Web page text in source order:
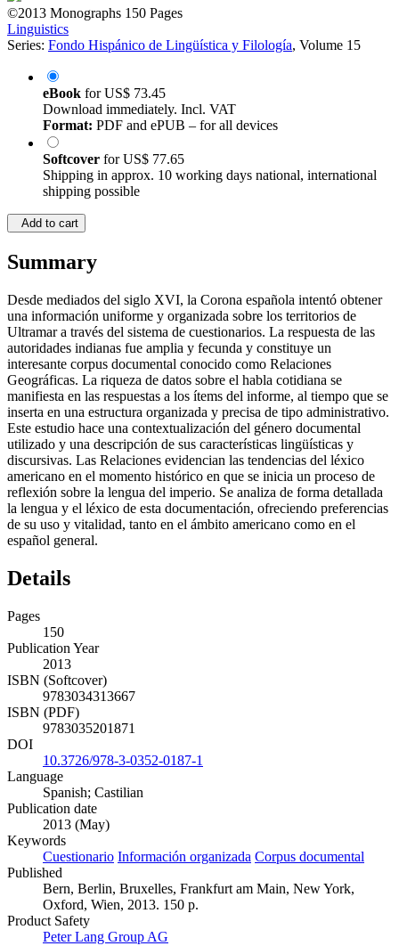
©2013 Monographs 150 Pages
Linguistics
Series: Fondo Hispánico de Lingüística y Filología, Volume 15
eBook forUS$ 73.45
Download immediately. Incl. VAT
Format: PDF and ePUB – for all devices
Softcover forUS$ 77.65
Shipping in approx. 10 working days national, international
shipping possible
Add to cart
Summary
Desde mediados del siglo XVI, la Corona española intentó obtener
una información uniforme y organizada sobre los territorios de
Ultramar a través del sistema de cuestionarios. La respuesta de las
autoridades indianas fue amplia y fecunda y constituye un
interesante corpus documental conocido como Relaciones
Geográficas. La riqueza de datos sobre el habla cotidiana se
manifiesta en las respuestas a los ítems del informe, al tiempo que se
inserta en una estructura organizada y precisa de tipo administrativo.
Este estudio hace una contextualización del género documental
utilizado y una descripción de sus características lingüísticas y
discursivas. Las Relaciones evidencian las tendencias del léxico
americano en el momento histórico en que se inicia un proceso de
reflexión sobre la lengua del imperio. Se analiza de forma detallada
la lengua y el léxico de esta documentación, ofreciendo preferencias
de su uso y vitalidad, tanto en el ámbito americano como en el
español general.
Details
Pages
150
Publication Year
2013
ISBN (Softcover)
9783034313667
ISBN (PDF)
9783035201871
DOI
10.3726/978-3-0352-0187-1
Language
Spanish; Castilian
Publication date
2013 (May)
Keywords
Cuestionario Información organizada Corpus documental
Published
Bern, Berlin, Bruxelles, Frankfurt am Main, New York,
Oxford, Wien, 2013. 150 p.
Product Safety
Peter Lang Group AG